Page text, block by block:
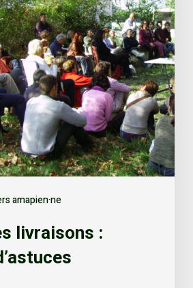
amapien·ne
livraisons :